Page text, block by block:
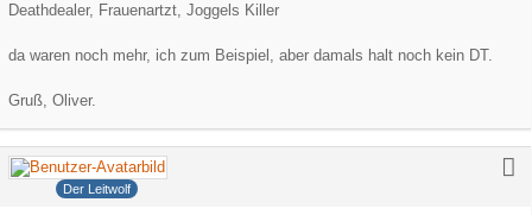
Deathdealer, Frauenartzt, Joggels Killer
da waren noch mehr, ich zum Beispiel, aber damals halt noch kein DT.
Gruß, Oliver.
Grauer Wolf
Der Leitwolf